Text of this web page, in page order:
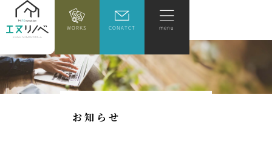
WORKS CONATCT menu
お知 ら せ